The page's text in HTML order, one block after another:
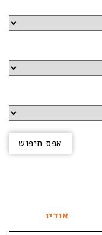
אודיו